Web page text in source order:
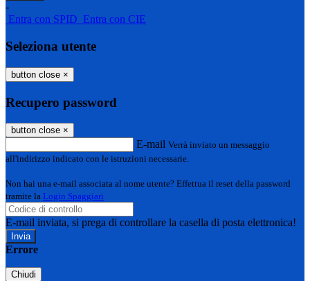
-
Entra con SPID Entra con CIE
Seleziona utente
button close ×
Recupero password
button close ×
E-mail Verrà inviato un messaggio
all'indirizzo indicato con le istruzioni necessarie.
Non hai una e-mail associata al nome utente? Effettua il reset della password
tramite la Login Spaggiari
E-mail inviata, si prega di controllare la casella di posta elettronica!
Errore
Chiudi